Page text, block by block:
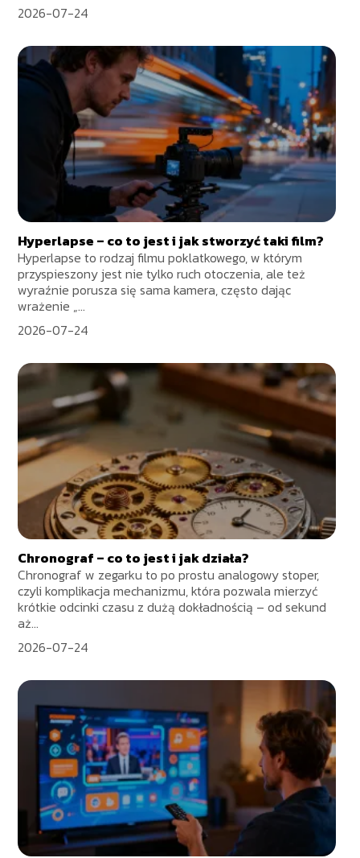
2026-07-24
Hyperlapse – co to jest i jak stworzyć taki film?
Hyperlapse to rodzaj filmu poklatkowego, w którym
przyspieszony jest nie tylko ruch otoczenia, ale też
wyraźnie porusza się sama kamera, często dając
wrażenie „...
2026-07-24
Chronograf – co to jest i jak działa?
Chronograf w zegarku to po prostu analogowy stoper,
czyli komplikacja mechanizmu, która pozwala mierzyć
krótkie odcinki czasu z dużą dokładnością – od sekund
aż...
2026-07-24